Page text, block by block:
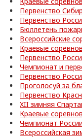
Первенство
Первенство
Бюллетень
Всероссийские
Краевые
Первенство
Чемпионат и
Первенство
Проголосуй за
Первенство
XII зимняя
Краевые
Чемпионат
Всероссийская